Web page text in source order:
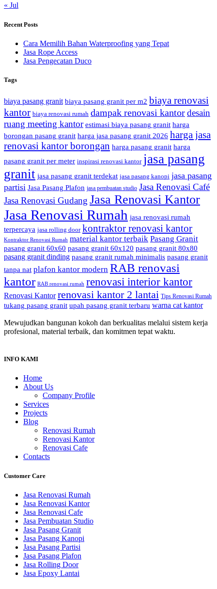
« Jul
Recent Posts
Cara Memilih Bahan Waterproofing yang Tepat
Jasa Rope Access
Jasa Pengecatan Duco
Tags
biaya pasang granit biaya pasang granit per m2 biaya renovasi
kantor biaya renovasi rumah dampak renovasi kantordesain
ruang meeting kantor estimasi biaya pasang granit harga
borongan pasang granit harga jasa pasang granit 2026 harga jasa
renovasi kantor borongan harga pasang granit harga
pasang granit per meter inspirasi renovasi kantor jasa pasang
granit jasa pasang granit terdekat jasa pasang kanopi jasa pasang
partisi Jasa Pasang Plafon jasa pembuatan studio Jasa Renovasi Café
Jasa Renovasi Gudang Jasa Renovasi Kantor
Jasa Renovasi Rumah jasa renovasi rumah
terpercaya jasa rolling door kontraktor renovasi kantor
Kontraktor Renovasi Rumah material kantor terbaik Pasang Granit
pasang granit 60x60 pasang granit 60x120 pasang granit 80x80
pasang granit dinding pasang granit rumah minimalis pasang granit
tanpa nat plafon kantor modern RAB renovasi
kantor RAB renovasi rumah renovasi interior kantor
Renovasi Kantor renovasi kantor 2 lantai Tips Renovasi Rumah
tukang pasang granit upah pasang granit terbaru warna cat kantor
Mewujudkan bangunan kokoh dan berkualitas melalui sistem kerja
profesional, material terbaik, dan komitmen tepat waktu.
INFO KAMI
Home
About Us
Company Profile
Services
Projects
Blog
Renovasi Rumah
Renovasi Kantor
Renovasi Cafe
Contacts
Customer Care
Jasa Renovasi Rumah
Jasa Renovasi Kantor
Jasa Renovasi Cafe
Jasa Pembuatan Studio
Jasa Pasang Granit
Jasa Pasang Kanopi
Jasa Pasang Partisi
Jasa Pasang Plafon
Jasa Rolling Door
Jasa Epoxy Lantai